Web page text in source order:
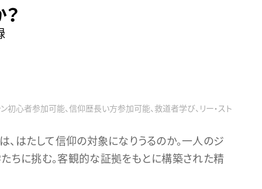
初心者参加可能、信仰歴長い方参加可能、救道者学び、リー・スト
はたして信仰の対象になりうるのか。一人のジ
ちに挑む。客観的な証拠をもとに構築された精